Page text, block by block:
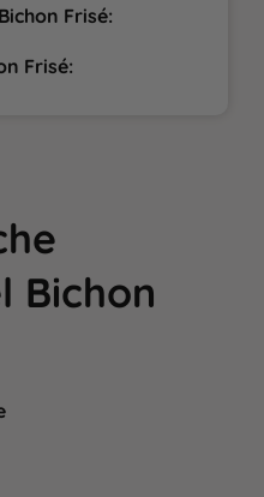
Frisé:
Frisé:
Bichon